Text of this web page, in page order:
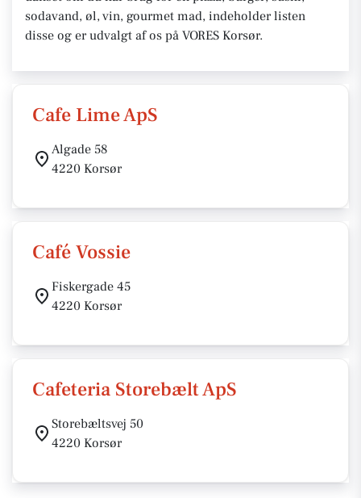
sodavand, øl, vin, gourmet mad, indeholder listen
disse og er udvalgt af os på VORES Korsør.
Cafe Lime ApS
Algade 58
4220 Korsør
Café Vossie
Fiskergade 45
4220 Korsør
Cafeteria Storebælt ApS
Storebæltsvej 50
4220 Korsør